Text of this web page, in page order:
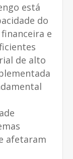
está
do
e
de alto
afetaram